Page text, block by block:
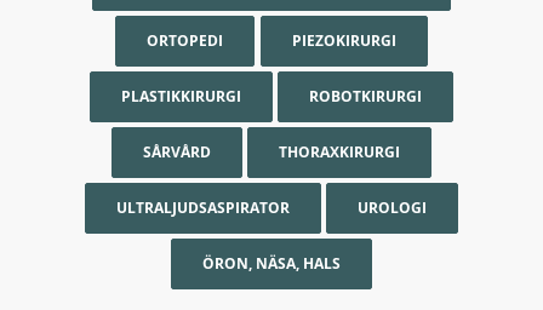
ORTOPEDI PIEZOKIRURGI
PLASTIKKIRURGI ROBOTKIRURGI
SÅRVÅRD THORAXKIRURGI
ULTRALJUDSASPIRATOR UROLOGI
ÖRON, NÄSA, HALS